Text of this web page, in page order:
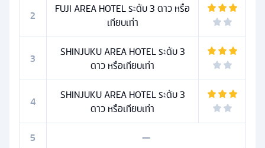
2
FUJI AREA HOTEL ระดับ 3 ดาว หรือ
เทียบเท่า
3
SHINJUKU AREA HOTEL ระดับ 3
ดาว หรือเทียบเท่า
4
SHINJUKU AREA HOTEL ระดับ 3
ดาว หรือเทียบเท่า
5
—